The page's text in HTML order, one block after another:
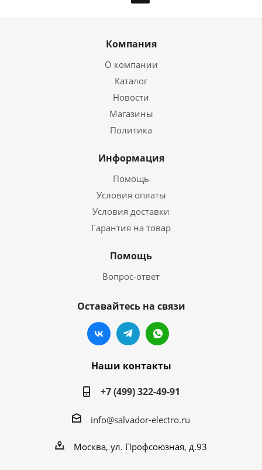
Компания
О компании
Каталог
Новости
Магазины
Политика
Информация
Помощь
Условия оплаты
Условия доставки
Гарантия на товар
Помощь
Вопрос-ответ
Оставайтесь на связи
Наши контакты
+7 (499) 322-49-91
info@salvador-electro.ru
Москва, ул. Профсоюзная, д.93